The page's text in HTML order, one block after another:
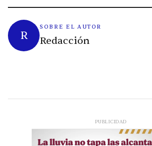
R
SOBRE EL AUTOR
Redacción
PUBLICIDAD